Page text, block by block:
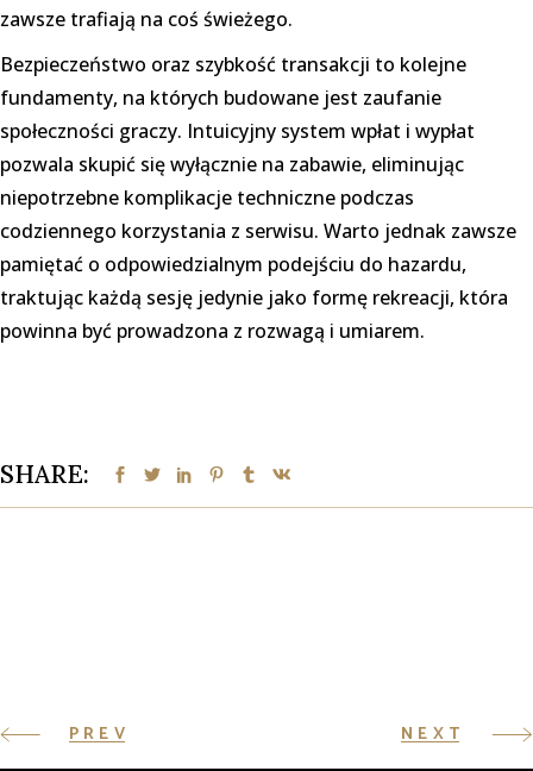
zawsze trafiają na coś świeżego.
Bezpieczeństwo oraz szybkość transakcji to kolejne
fundamenty, na których budowane jest zaufanie
społeczności graczy. Intuicyjny system wpłat i wypłat
pozwala skupić się wyłącznie na zabawie, eliminując
niepotrzebne komplikacje techniczne podczas
codziennego korzystania z serwisu. Warto jednak zawsze
pamiętać o odpowiedzialnym podejściu do hazardu,
traktując każdą sesję jedynie jako formę rekreacji, która
powinna być prowadzona z rozwagą i umiarem.
SHARE:
PREV NEXT